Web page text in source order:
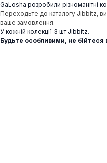
GaLosha розробили різноманітні
Переходьте до каталогу Jibbitz,
ваше замовлення.
У кожній колекції 3 шт Jibbitz.
Будьте особливими, не бійтеся